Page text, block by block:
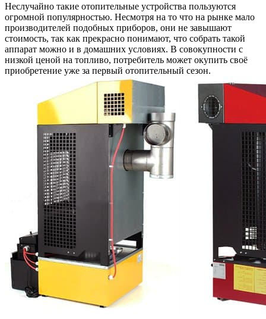
Неслучайно такие отопительные устройства пользуются
огромной популярностью. Несмотря на то что на рынке мало
производителей подобных приборов, они не завышают
стоимость, так как прекрасно понимают, что собрать такой
аппарат можно и в домашних условиях. В совокупности с
низкой ценой на топливо, потребитель может окупить своё
приобретение уже за первый отопительный сезон.